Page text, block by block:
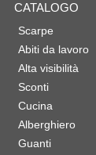
CATALOGO
Scarpe
Abiti da lavoro
Alta visibilità
Sconti
Cucina
Alberghiero
Guanti